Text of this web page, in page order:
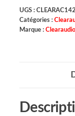
UGS : CLEARAC142
Catégories :
Marque : Clearaudio